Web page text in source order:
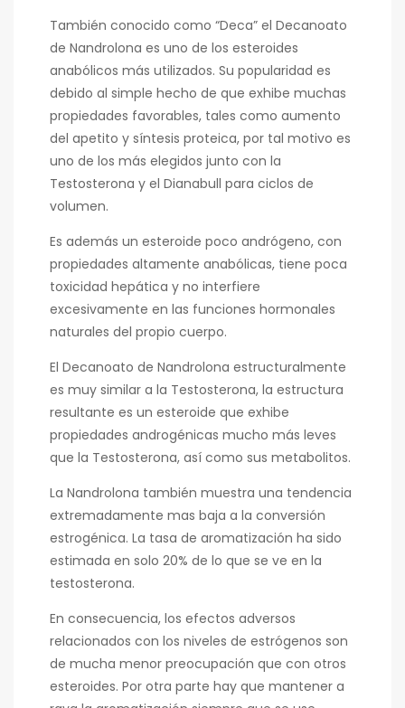
También conocido como “Deca” el Decanoato
de Nandrolona es uno de los esteroides
anabólicos más utilizados. Su popularidad es
debido al simple hecho de que exhibe muchas
propiedades favorables, tales como aumento
del apetito y síntesis proteica, por tal motivo es
uno de los más elegidos junto con la
Testosterona y el Dianabull para ciclos de
volumen.
Es además un esteroide poco andrógeno, con
propiedades altamente anabólicas, tiene poca
toxicidad hepática y no interfiere
excesivamente en las funciones hormonales
naturales del propio cuerpo.
El Decanoato de Nandrolona estructuralmente
es muy similar a la Testosterona, la estructura
resultante es un esteroide que exhibe
propiedades androgénicas mucho más leves
que la Testosterona, así como sus metabolitos.
La Nandrolona también muestra una tendencia
extremadamente mas baja a la conversión
estrogénica. La tasa de aromatización ha sido
estimada en solo 20% de lo que se ve en la
testosterona.
En consecuencia, los efectos adversos
relacionados con los niveles de estrógenos son
de mucha menor preocupación que con otros
esteroides. Por otra parte hay que mantener a